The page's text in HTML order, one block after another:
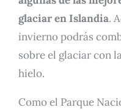
glaciar en Islandia.
invierno podrás
sobre el glaciar con
hielo.
Como el Parque